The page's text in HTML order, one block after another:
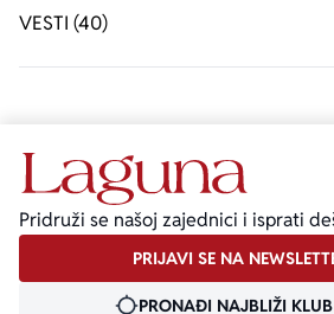
VESTI (40)
Pridruži se našoj zajednici i isprati
PRIJAVI SE NA
PRONAĐI NAJBLIŽI